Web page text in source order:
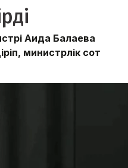
Аида Балаева
министрлік сот